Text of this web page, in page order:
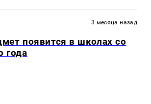
3 месяца назад
появится в школах со
года